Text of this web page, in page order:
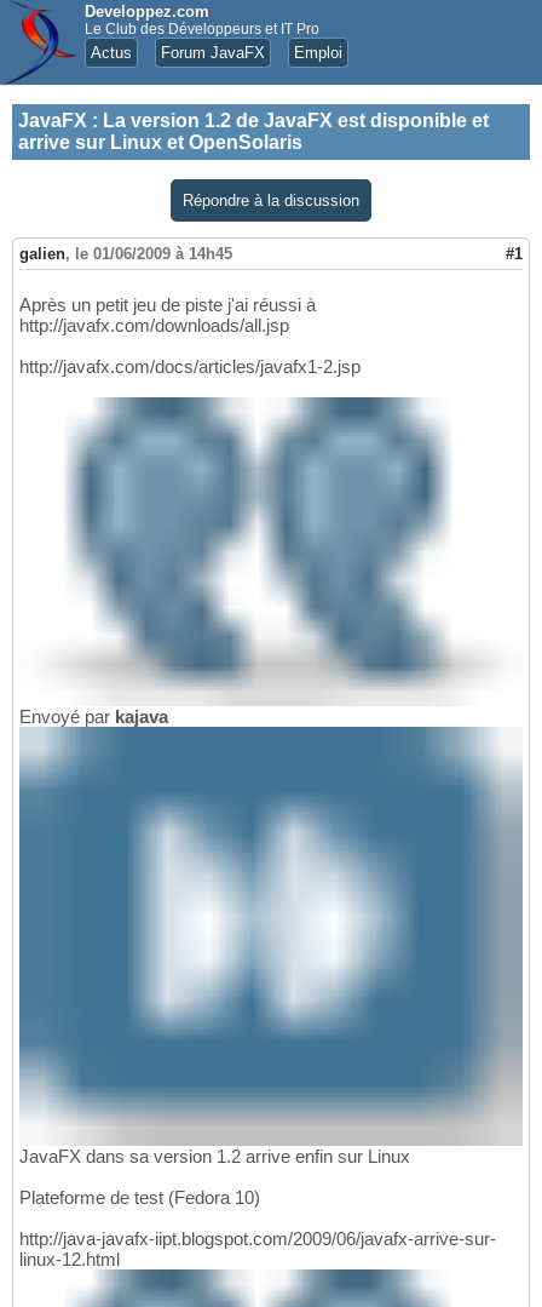
Developpez.com
Le Club des Développeurs et IT Pro
Actus Forum JavaFX Emploi
JavaFX : La version 1.2 de JavaFX est disponible et
arrive sur Linux et OpenSolaris
Répondre à la discussion
galien, le 01/06/2009 à 14h45 #1
Après un petit jeu de piste j'ai réussi à
http://javafx.com/downloads/all.jsp
http://javafx.com/docs/articles/javafx1-2.jsp
Envoyé par kajava
JavaFX dans sa version 1.2 arrive enfin sur Linux
Plateforme de test (Fedora 10)
http://java-javafx-iipt.blogspot.com/2009/06/javafx-arrive-sur-
linux-12.html